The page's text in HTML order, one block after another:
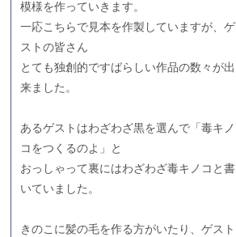
模様を作っていきます。
一応こちらで見本を作製していますが、ゲ
ストの皆さん
とても独創的ですばらしい作品の数々が出
来ました。
あるゲストはわざわざ黒を選んで「毒キノ
コをつくるのよ」と
おっしゃって裏にはわざわざ毒キノコと書
いていました。
きのこに髪の毛を作る方がいたり、ゲスト